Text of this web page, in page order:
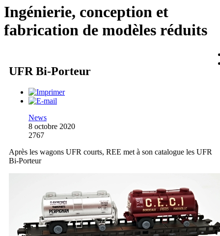
Ingénierie, conception et
fabrication de modèles réduits
UFR Bi-Porteur
News
8 octobre 2020
2767
Après les wagons UFR courts, REE met à son catalogue les UFR
Bi-Porteur